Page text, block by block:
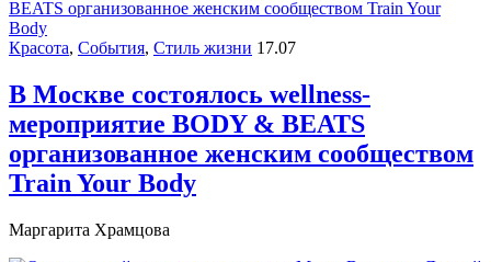
Красота, События, Стиль жизни 17.07
В Москве состоялось wellness-
мероприятие BODY & BEATS
организованное женским сообществом
Train Your Body
Маргарита Храмцова